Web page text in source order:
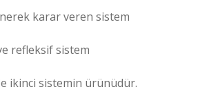
karar veren sistem
refleksif sistem
ikinci sistemin ürünüdür.